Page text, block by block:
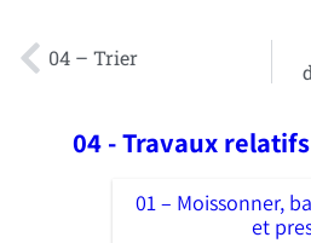
04 – Trier
04 - Travaux
01 – Moissonner,
et